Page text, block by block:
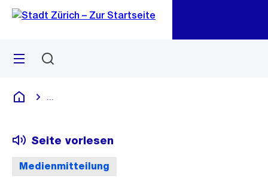
Navigation
Sprunglink
Menü
Deutsch
Medienmitteilung
Seite vorlesen